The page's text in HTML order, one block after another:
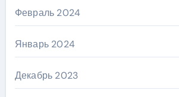
Февраль 2024
Январь 2024
Декабрь 2023